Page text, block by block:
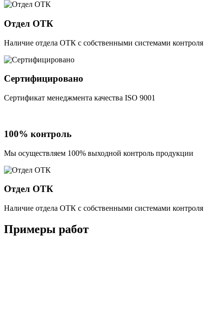
Отдел ОТК
Наличие отдела ОТК с собственными системами контроля
Сертифицировано
Сертификат менеджмента качества ISO 9001
100% контроль
Мы осуществляем 100% выходной контроль продукции
Отдел ОТК
Наличие отдела ОТК с собственными системами контроля
Примеры работ